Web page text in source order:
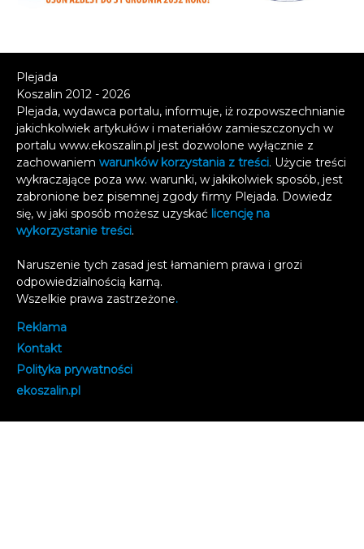
Plejada
Koszalin 2012 - 2026
Plejada, wydawca portalu, informuje, iż rozpowszechnianie
jakichkolwiek artykułów i materiałów zamieszczonych w
portalu www.ekoszalin.pl jest dozwolone wyłącznie z
zachowaniem warunków korzystania z treści. Użycie treści
wykraczające poza ww. warunki, w jakikolwiek sposób, jest
zabronione bez pisemnej zgody firmy Plejada. Dowiedz
się, w jaki sposób możesz uzyskać licencję na
wykorzystanie treści.
Naruszenie tych zasad jest łamaniem prawa i grozi
odpowiedzialnością karną.
Wszelkie prawa zastrzeżone.
Reklama
Kontakt
Polityka prywatności
ekoszalin.pl